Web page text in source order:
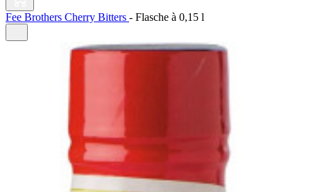
Fee Brothers Cherry Bitters - Flasche à 0,15 l